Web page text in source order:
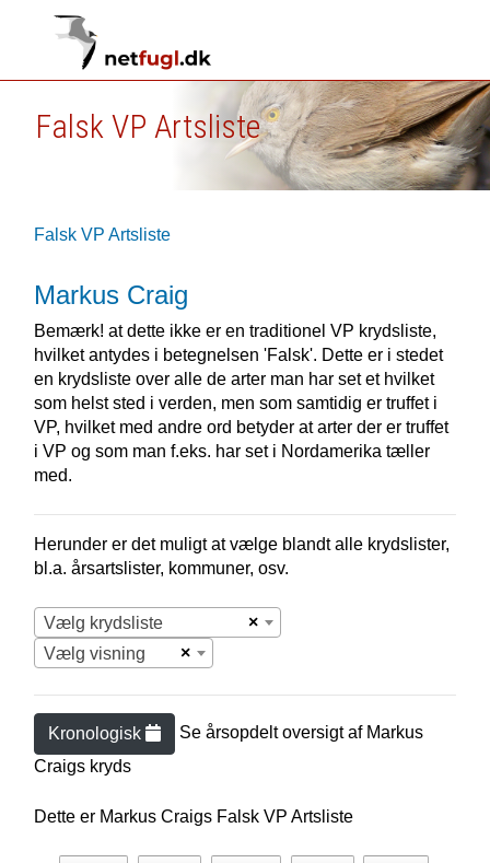
Falsk VP Artsliste
Falsk VP Artsliste
Markus Craig
Bemærk! at dette ikke er en traditionel VP krydsliste,
hvilket antydes i betegnelsen 'Falsk'. Dette er i stedet
en krydsliste over alle de arter man har set et hvilket
som helst sted i verden, men som samtidig er truffet i
VP, hvilket med andre ord betyder at arter der er truffet
i VP og som man f.eks. har set i Nordamerika tæller
med.
Herunder er det muligt at vælge blandt alle krydslister,
bl.a. årsartslister, kommuner, osv.
×
Vælg krydsliste
×
Vælg visning
Kronologisk Se årsopdelt oversigt af Markus
Craigs kryds
Dette er Markus Craigs Falsk VP Artsliste